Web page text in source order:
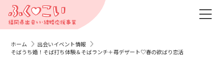
ホーム
出会いイベント情報
そばうち婚！そば打ち体験＆そばランチ＋苺デザート♡春の欲ばり恋活